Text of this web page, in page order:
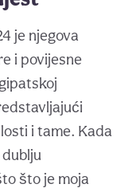
je njegova
i povijesne
i tame. Kada
što je moja